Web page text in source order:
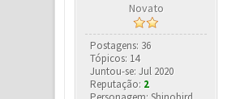
Novato
Postagens: 36
Tópicos: 14
Juntou-se: Jul 2020
Reputação: 2